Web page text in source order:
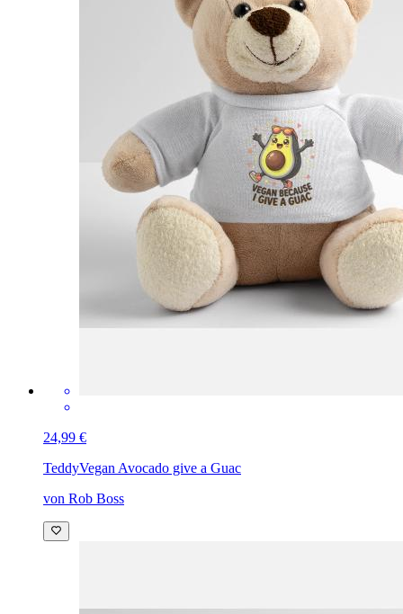
24,99 €
TeddyVegan Avocado give a Guac
von Rob Boss